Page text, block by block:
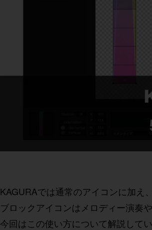
KAGURAでは通常のアイコンに加え
ブロックアイコンはメロディー演奏
今回はこの使い方について解説してい